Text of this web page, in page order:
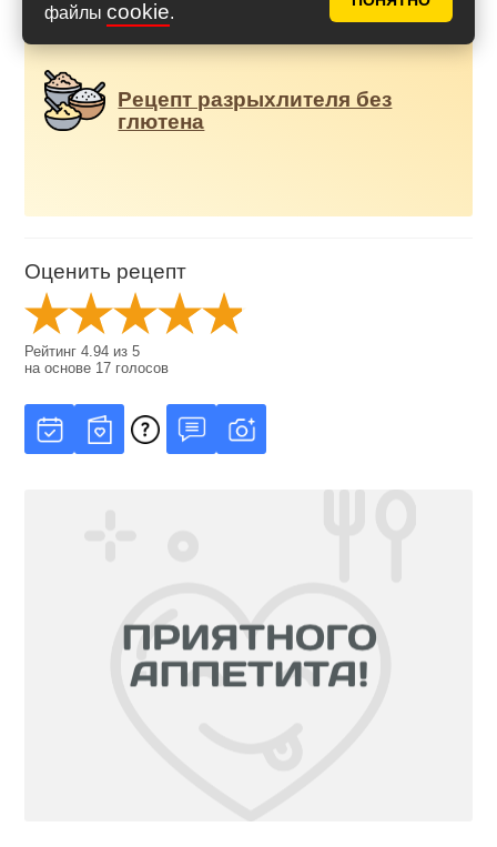
файлы cookie.
Дополнения к рецепту
Рецепт разрыхлителя без
глютена
Оценить рецепт
Рейтинг4.94 из5
на основе 17 голосов